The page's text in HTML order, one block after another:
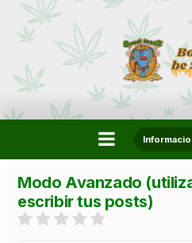
Modo Avanzado
escribir tus posts)